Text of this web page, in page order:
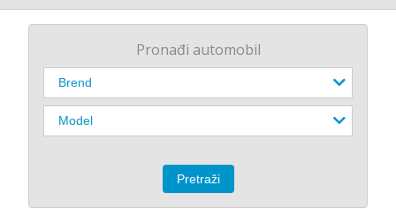
Pronađi automobil